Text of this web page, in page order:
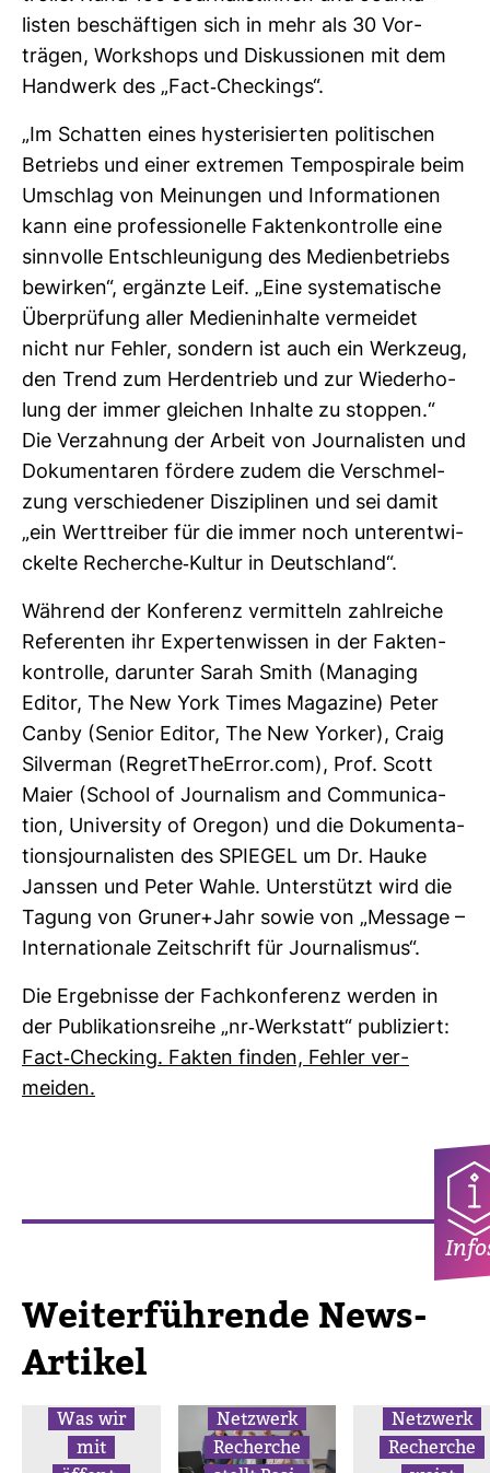
listen beschäf­tigen sich in mehr als 30 Vor­
trägen, Work­shops und Dis­kus­sionen mit dem
Hand­werk des „Fact-​Che­ckings“.
„Im Schatten eines hys­te­ri­sierten poli­ti­schen
Betriebs und einer extremen Tem­po­s­pi­rale beim
Umschlag von Mei­nungen und Infor­ma­tionen
kann eine pro­fes­sio­nelle Fak­ten­kon­trolle eine
sinn­volle Ent­schleu­ni­gung des Medi­en­be­triebs
bewirken“, ergänzte Leif. „Eine sys­te­ma­ti­sche
Über­prü­fung aller Medi­en­in­halte ver­meidet
nicht nur Fehler, son­dern ist auch ein Werk­zeug,
den Trend zum Her­den­trieb und zur Wie­der­ho­
lung der immer glei­chen Inhalte zu stoppen.“
Die Ver­zah­nung der Arbeit von Jour­na­listen und
Doku­men­taren för­dere zudem die Ver­schmel­
zung ver­schie­dener Dis­zi­plinen und sei damit
„ein Wert­treiber für die immer noch unter­ent­wi­
ckelte Recherche-​Kultur in Deutsch­land“.
Wäh­rend der Kon­fe­renz ver­mit­teln zahl­reiche
Refe­renten ihr Exper­ten­wissen in der Fak­ten­
kon­trolle, dar­unter Sarah Smith (Mana­ging
Editor, The New York Times Maga­zine) Peter
Canby (Senior Editor, The New Yorker), Craig
Sil­verman (Regret­TheError.com), Prof. Scott
Maier (School of Jour­na­lism and Com­mu­ni­ca­
tion, Uni­ver­sity of Oregon) und die Doku­men­ta­
ti­ons­jour­na­listen des SPIEGEL um Dr. Hauke
Janssen und Peter Wahle. Unter­stützt wird die
Tagung von Gruner+Jahr sowie von „Mes­sage –
Inter­na­tio­nale Zeit­schrift für Jour­na­lismus“.
Die Ergeb­nisse der Fach­kon­fe­renz werden in
der Publi­ka­ti­ons­reihe „nr-​Werk­statt“ publi­ziert:
Fact-​Che­cking. Fakten finden, Fehler ver­
meiden.
Wei­ter­füh­rende News-​
Artikel
Was wir
mit
Netz­werk
Recherche
Netz­werk
Recherche